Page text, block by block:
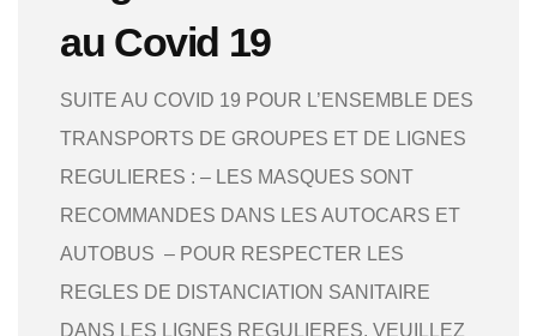
au Covid 19
SUITE AU COVID 19 POUR L’ENSEMBLE DES
TRANSPORTS DE GROUPES ET DE LIGNES
REGULIERES : – LES MASQUES SONT
RECOMMANDES DANS LES AUTOCARS ET
AUTOBUS – POUR RESPECTER LES
REGLES DE DISTANCIATION SANITAIRE
DANS LES LIGNES REGULIERES, VEUILLEZ